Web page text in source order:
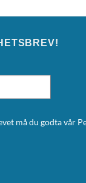
må du godta vår